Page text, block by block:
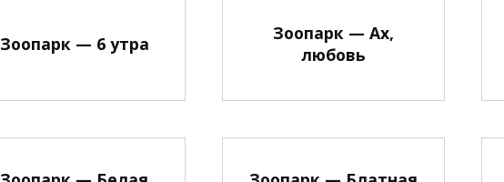
Зоопарк — 6 утра
Зоопарк — Ах,
любовь